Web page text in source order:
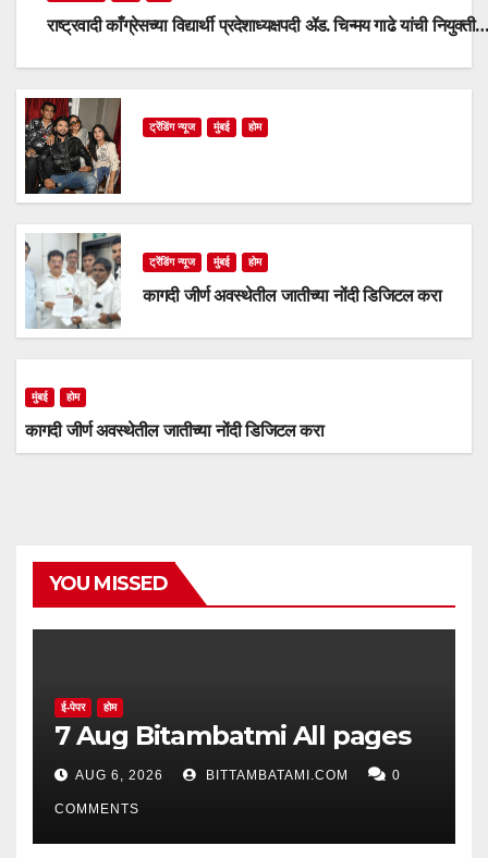
राष्ट्रवादी काँग्रेसच्या विद्यार्थी प्रदेशाध्यक्षपदी ॲड. चिन्मय गाढे यांची नियुक्ती…
ट्रेंडिंग न्यूज मुंबई होम
ट्रेंडिंग न्यूज मुंबई होम
कागदी जीर्ण अवस्थेतील जातीच्या नोंदी डिजिटल करा
मुंबई होम
कागदी जीर्ण अवस्थेतील जातीच्या नोंदी डिजिटल करा
YOU MISSED
ई-पेपर होम
7 Aug Bitambatmi All pages
AUG 6, 2026 BITTAMBATAMI.COM 0
COMMENTS